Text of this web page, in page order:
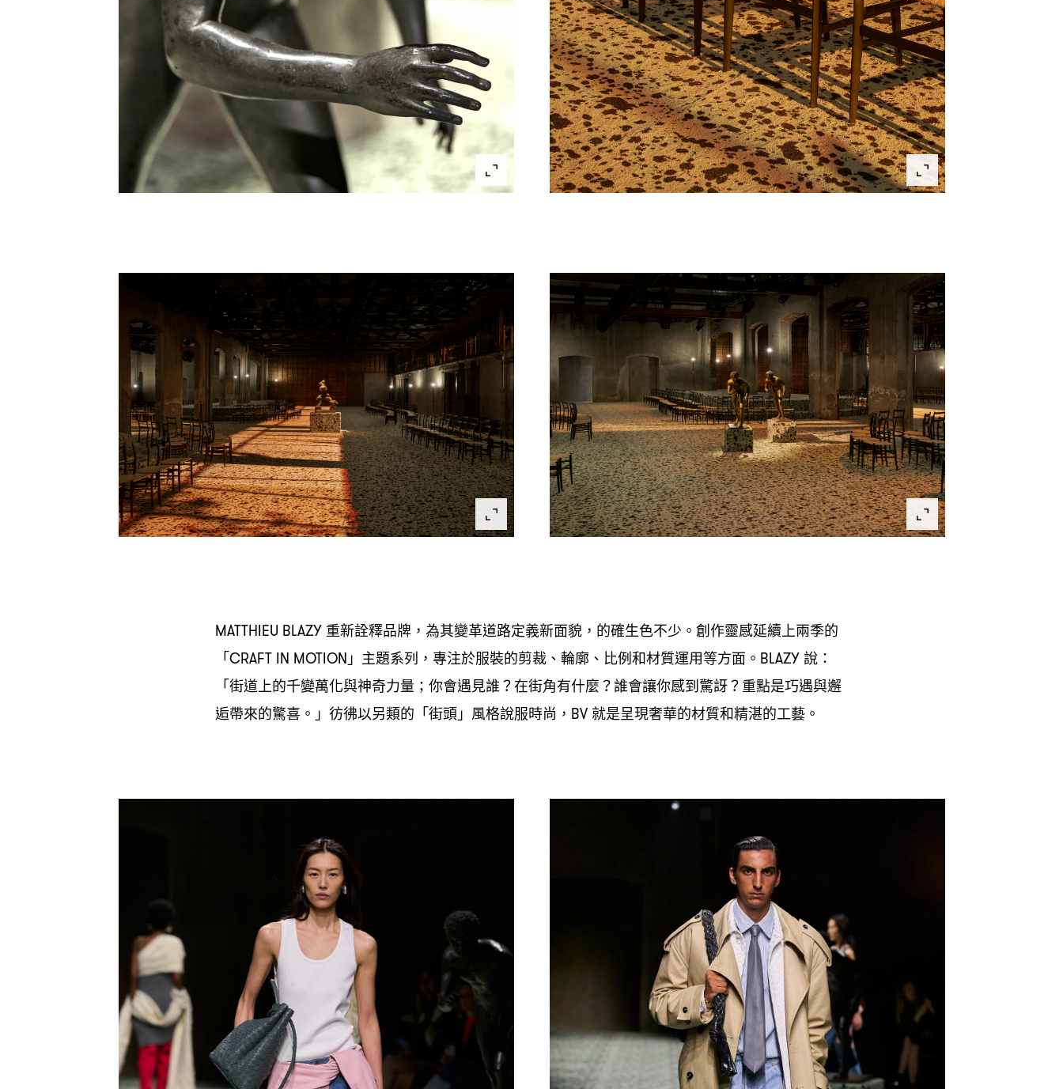
MATTHIEU BLAZY 重新詮釋品牌 ， 為其變革道路定義新面貌 ， 的確生色不少。創作靈感延續上兩季的
「CRAFT IN MOTION 」主題系列 ， 專注於服裝的剪裁、輪廓、比例和材質運用等方面。 BLAZY說 ：
「街道上的千變萬化與神奇力量 ； 你會遇見誰？在街角有什麼？誰會讓你感到驚訝？重點是巧遇與邂
逅帶來的驚喜。」彷彿以另類的「街頭」風格說服時尚 ，BV 就是呈現奢華的材質和精湛的工藝。